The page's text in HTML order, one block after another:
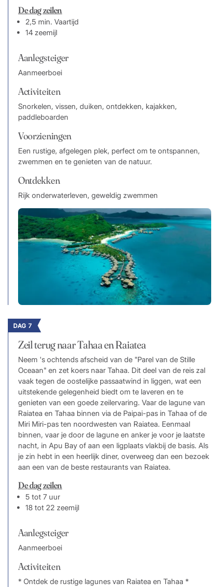
De dag zeilen
2,5 min. Vaartijd
14 zeemijl
Aanlegsteiger
Aanmeerboei
Activiteiten
Snorkelen, vissen, duiken, ontdekken, kajakken,
paddleboarden
Voorzieningen
Een rustige, afgelegen plek, perfect om te ontspannen,
zwemmen en te genieten van de natuur.
Ontdekken
Rijk onderwaterleven, geweldig zwemmen
DAG 7
Zeil terug naar Tahaa en Raiatea
Neem 's ochtends afscheid van de "Parel van de Stille
Oceaan" en zet koers naar Tahaa. Dit deel van de reis zal
vaak tegen de oostelijke passaatwind in liggen, wat een
uitstekende gelegenheid biedt om te laveren en te
genieten van een goede zeilervaring. Vaar de lagune van
Raiatea en Tahaa binnen via de Paipai-pas in Tahaa of de
Miri Miri-pas ten noordwesten van Raiatea. Eenmaal
binnen, vaar je door de lagune en anker je voor je laatste
nacht, in Apu Bay of aan een ligplaats vlakbij de basis. Als
je zin hebt in een heerlijk diner, overweeg dan een bezoek
aan een van de beste restaurants van Raiatea.
De dag zeilen
5 tot 7 uur
18 tot 22 zeemijl
Aanlegsteiger
Aanmeerboei
Activiteiten
* Ontdek de rustige lagunes van Raiatea en Tahaa *